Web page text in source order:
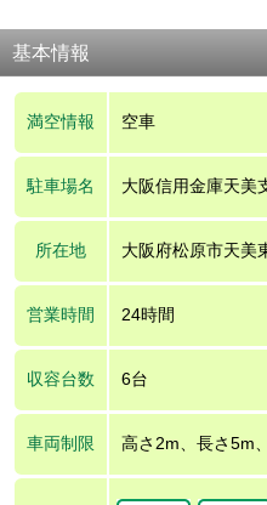
基本情報
満空情報 空車
駐車場名 大阪信用金庫天美
所在地 大阪府松原市天美
営業時間 24時間
収容台数 6台
車両制限 高さ2m、長さ5m